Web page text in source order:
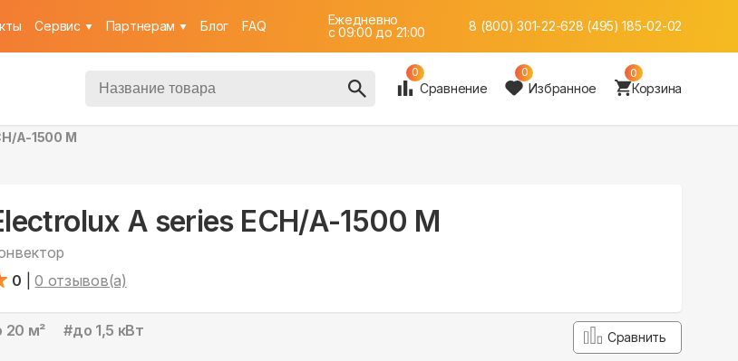
Cервис Партнерам Блог FAQ
Ежедневно
c 09:00 до 21:00
8 (800) 301-22-628 (495) 185-02-02
0
Сравнение
0
Избранное
0
Корзина
A-1500 M
A series ECH/A-1500 M
0
0 отзывов(а)
20 м² #до 1,5 кВт Сравнить